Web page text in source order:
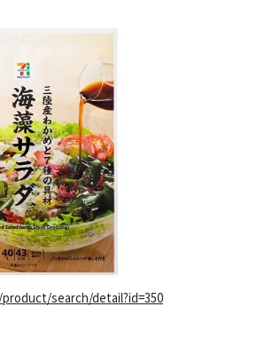
search/detail?id=350